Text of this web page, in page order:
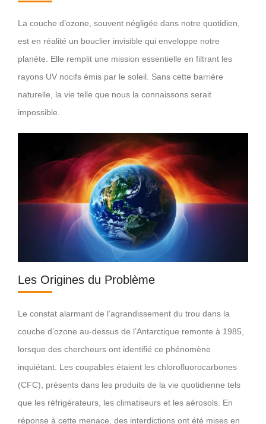
La couche d’ozone, souvent négligée dans notre quotidien,
est en réalité un bouclier invisible qui enveloppe notre
planète. Elle remplit une mission essentielle en filtrant les
rayons UV nocifs émis par le soleil. Sans cette barrière
naturelle, la vie telle que nous la connaissons serait
impossible.
Les Origines du Problème
Le constat alarmant de l’agrandissement du trou dans la
couche d’ozone au-dessus de l’Antarctique remonte à 1985,
lorsque des chercheurs ont identifié ce phénomène
inquiétant. Les coupables étaient les chlorofluorocarbones
(CFC), présents dans les produits de la vie quotidienne tels
que les réfrigérateurs, les climatiseurs et les aérosols. En
réponse à cette menace, des interdictions ont été mises en